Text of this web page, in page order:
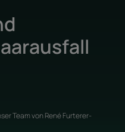
Team von René Furterer-